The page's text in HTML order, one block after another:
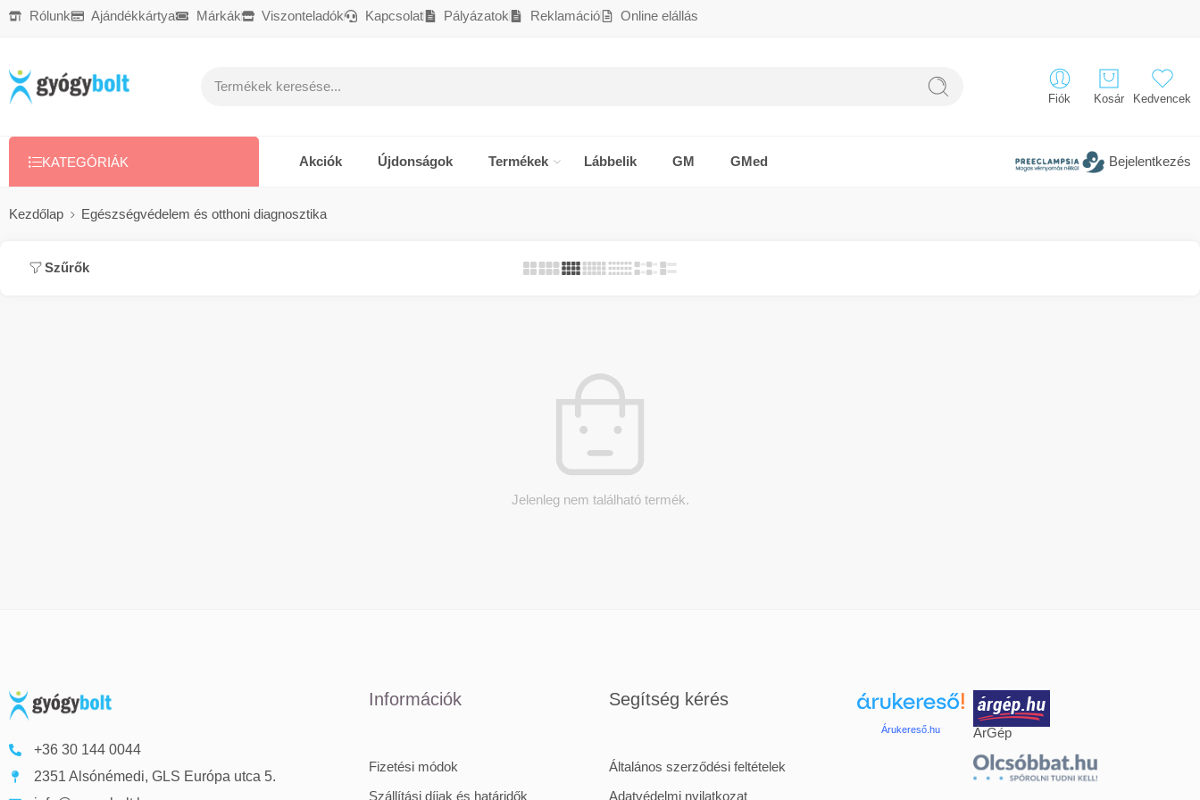
Rólunk Ajándékkártya Márkák Viszonteladók Kapcsolat Pályázatok Reklamáció Online elállás
Fiók Kosár Kedvencek
KATEGÓRIÁK Akciók Újdonságok Termékek Lábbelik GM GMed Bejelentkezés
Kezdőlap Egészségvédelem és otthoni diagnosztika
Szűrők
Jelenleg nem található termék.
+36 30 144 0044
2351 Alsónémedi, GLS Európa utca 5.
Információk
Fizetési módok
Szállítási díjak és határidők
Segítség kérés
Általános szerződési feltételek
Adatvédelmi nyilatkozat
Árukereső.hu ÁrGép